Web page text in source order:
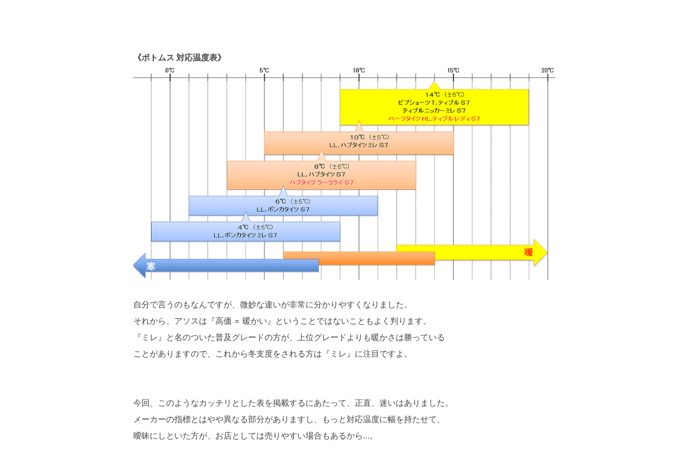
《ボトムス 対応温度表》
自分で言うのもなんですが、微妙な違いが非常に分かりやすくなりました。
それから、アソスは『高価 = 暖かい』ということではないこともよく判ります。
『ミレ』と名のついた普及グレードの方が、上位グレードよりも暖かさは勝っている
ことがありますので、これから冬支度をされる方は『ミレ』に注目ですよ。
今回、このようなカッチリとした表を掲載するにあたって、正直、迷いはありました。
メーカーの指標とはやや異なる部分がありますし、もっと対応温度に幅を持たせて、
曖昧にしといた方が、お店としては売りやすい場合もあるから…。